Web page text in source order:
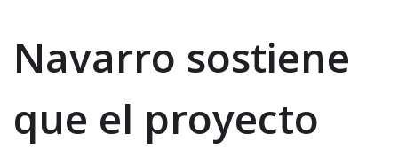
Navarro sostiene
que el proyecto